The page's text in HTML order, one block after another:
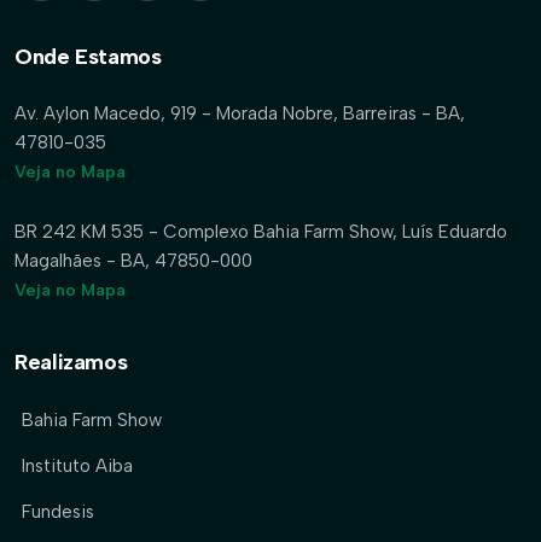
Onde Estamos
Av. Aylon Macedo, 919 - Morada Nobre, Barreiras - BA,
47810-035
Veja no Mapa
BR 242 KM 535 - Complexo Bahia Farm Show, Luís Eduardo
Magalhães - BA, 47850-000
Veja no Mapa
Realizamos
Bahia Farm Show
Instituto Aiba
Fundesis